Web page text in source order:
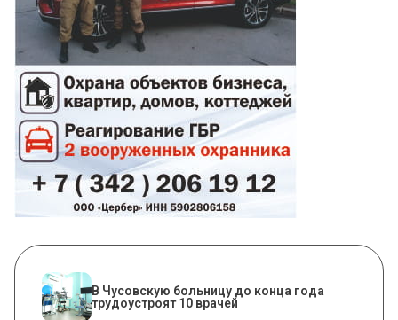
В Чусовскую больницу до конца года
трудоустроят 10 врачей